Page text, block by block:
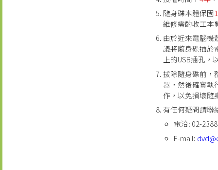
隨身碟本體保固
維修需酌收工本
由於近來電腦機
議將隨身碟插於
上的USB插孔，
拔除隨身碟前，
器，然後確實執
作，以免損壞隨
有任何疑問請聯
電洽: 02-
E-mail: